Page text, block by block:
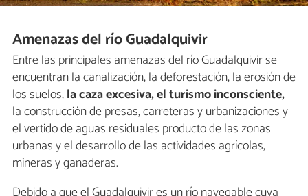
Amenazas del río Guadalquivir
Entre las principales amenazas del río Guadalquivir se
encuentran la canalización, la deforestación, la erosión de
los suelos,la caza excesiva, el turismo inconsciente,
la construcción de presas, carreteras y urbanizaciones y
el vertido de aguas residuales producto de las zonas
urbanas y el desarrollo de las actividades agrícolas,
mineras y ganaderas.